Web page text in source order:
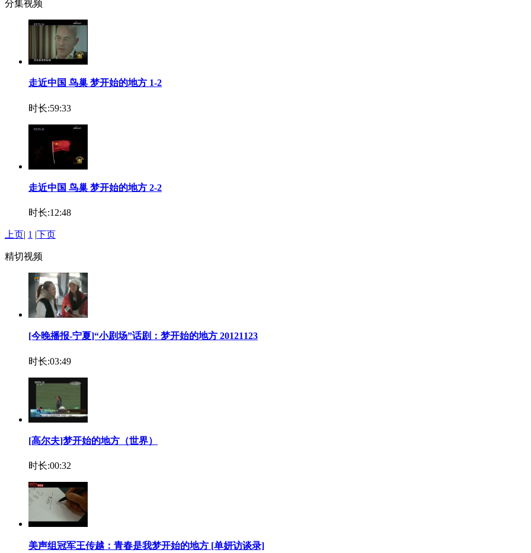
分集视频
走近中国 鸟巢 梦开始的地方 1-2
时长:59:33
走近中国 鸟巢 梦开始的地方 2-2
时长:12:48
上页| 1 |下页
精切视频
[今晚播报-宁夏]“小剧场”话剧：梦开始的地方 20121123
时长:03:49
[高尔夫]梦开始的地方（世界）
时长:00:32
美声组冠军王传越：青春是我梦开始的地方 [单妍访谈录]